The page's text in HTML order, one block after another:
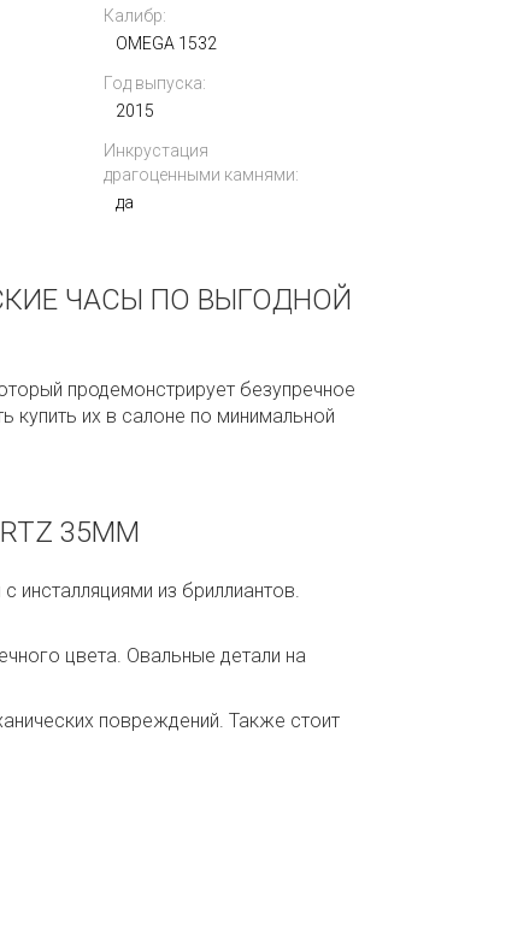
Калибр:
OMEGA 1532
Год выпуска:
2015
Инкрустация
драгоценными камнями:
да
ЧАСЫ ПО ВЫГОДНОЙ
продемонстрирует безупречное
купить их в салоне по минимальной
35MM
из бриллиантов.
цвета. Овальные детали на
повреждений. Также стоит